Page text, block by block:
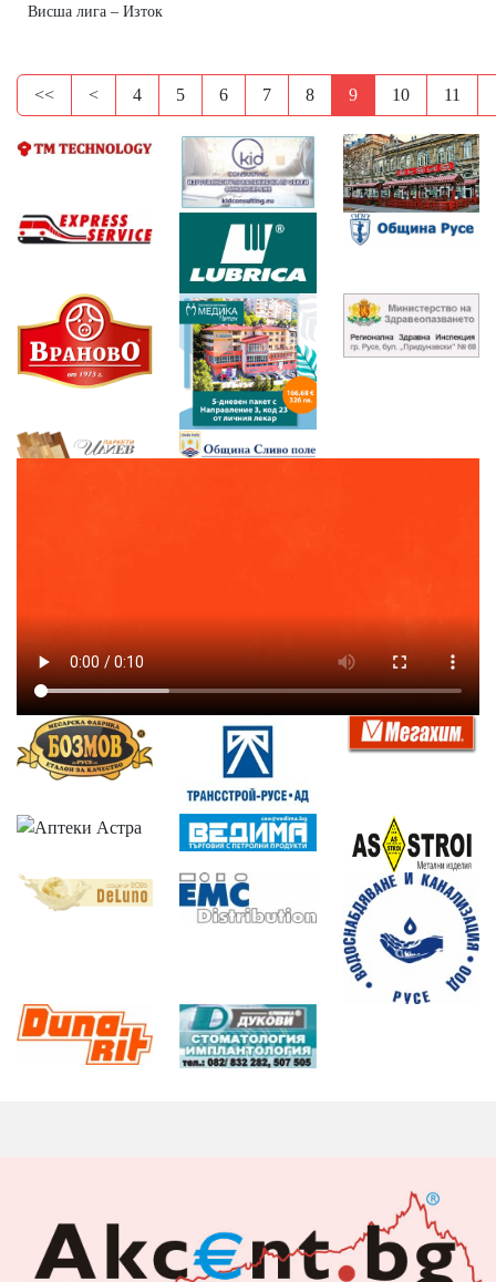
Висша лига – Изток
<< < 4 5 6 7 8 9 10 11